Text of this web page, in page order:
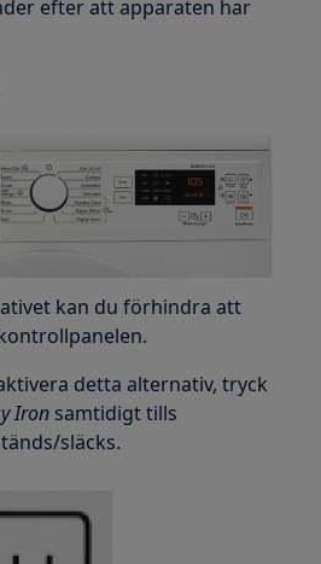
efter att apparaten har
kan du förhindra att
detta alternativ, tryck
Iron samtidigt tills
släcks.